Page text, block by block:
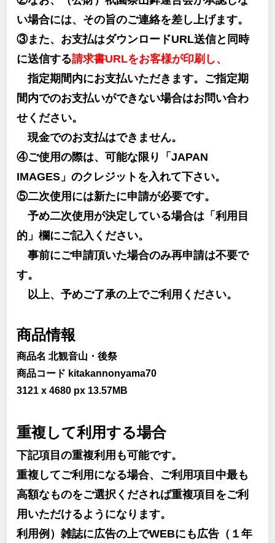
い場合には、その旨のご連絡を差し上げます。
③また、お支払はダウンロードURL送信と同時
に送信する請求書URLをお客様が印刷し、
指定期間内にお支払いただきます。ご指定期
間内でのお支払いができない場合はお問い合わ
せください。
現金でのお支払はできません。
④ご使用の際は、可能な限り「JAPAN
IMAGES」のクレジットを入れて下さい。
⑤二次使用には新たに申請が必要です。
予め二次使用が決定している場合は「利用目
的」欄にご記入ください。
事前にご申請頂いた場合のみ再申請は不要で
す。
以上、予めご了承の上でご利用ください。
商品情報
商品名 北観音山・後祭
商品コード kitakannonyama70
3121 x 4680 px 13.57MB
重複して利用する場合
下記項目の重複利用も可能です。
重複してご利用になる場合、ご利用項目中最も
高額なものをご選択くだされば重複項目をご利
用いただけるようになります。
利用例）雑誌に広告の上でWEBにも広告（１年